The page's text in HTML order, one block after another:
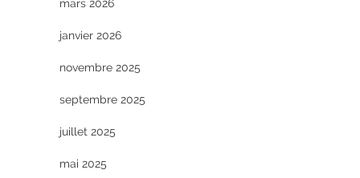
mars 2026
janvier 2026
novembre 2025
septembre 2025
juillet 2025
mai 2025